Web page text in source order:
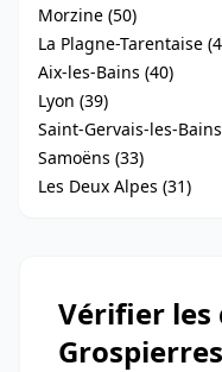
Morzine (50)
La Plagne-Tarentaise
Aix-les-Bains (40)
Lyon (39)
Saint-Gervais-les-
Samoëns (33)
Les Deux Alpes (31)
Vérifier les
Grospierres